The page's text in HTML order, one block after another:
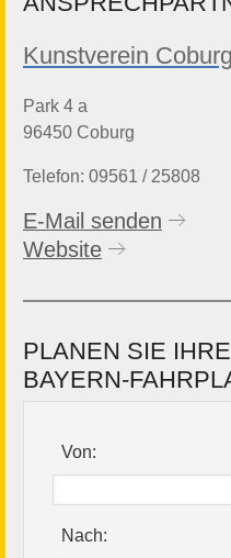
Kunstverein Coburg
Park 4 a
96450 Coburg
Telefon: 09561 / 25808
E-Mail senden
Website
PLANEN SIE
BAYERN-
Von:
Nach: